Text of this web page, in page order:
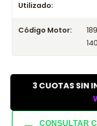
Utilizado:
Código Motor:
3 CUOTAS SIN
CONSULTAR